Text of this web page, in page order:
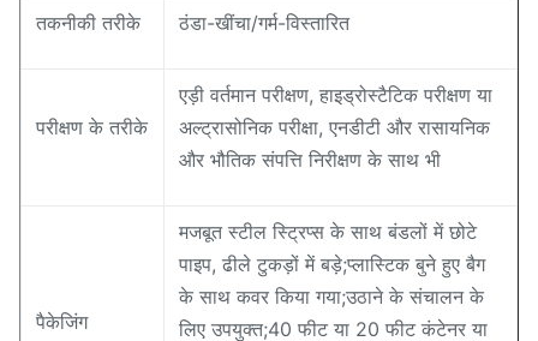
तकनीकी तरीके ठंडा-खींचा/गर्म-विस्तारित
परीक्षण के तरीके
एड़ी वर्तमान परीक्षण, हाइड्रोस्टैटिक परीक्षण या
अल्ट्रासोनिक परीक्षा, एनडीटी और रासायनिक
और भौतिक संपत्ति निरीक्षण के साथ भी
पैकेजिंग
मजबूत स्टील स्ट्रिप्स के साथ बंडलों में छोटे
पाइप, ढीले टुकड़ों में बड़े;प्लास्टिक बुने हुए बैग
के साथ कवर किया गया;उठाने के संचालन के
लिए उपयुक्त;40 फीट या 20 फीट कंटेनर या